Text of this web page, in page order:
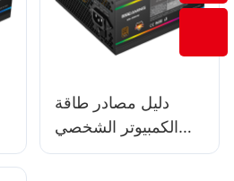
دليل مصادر طاقة
الكمبيوتر الشخصي
لعام ٢٠٢٥: اختيار